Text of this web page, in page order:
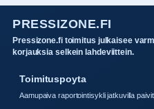
PRESSIZONE.FI
Pressizone.fi toimitus julkaisee
korjauksia selkein lahdeviittein.
Toimituspoyta
Aamupaiva raportointisykli jatkuvilla